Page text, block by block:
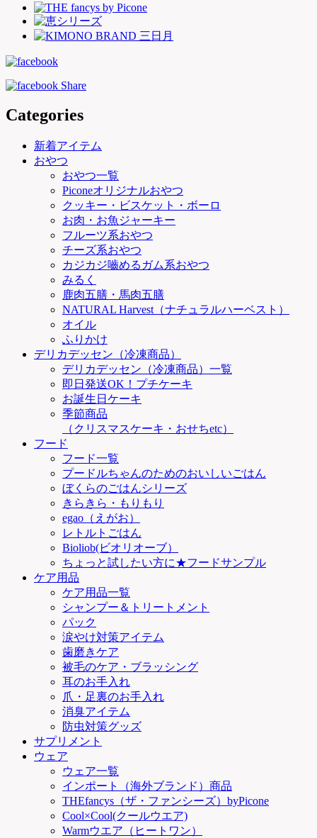
Categories
新着アイテム
おやつ
おやつ一覧
Piconeオリジナルおやつ
クッキー・ビスケット・ボーロ
お肉・お魚ジャーキー
フルーツ系おやつ
チーズ系おやつ
カジカジ嚙めるガム系おやつ
みるく
鹿肉五膳・馬肉五膳
NATURAL Harvest（ナチュラルハーベスト）
オイル
ふりかけ
デリカデッセン（冷凍商品）
デリカデッセン（冷凍商品）一覧
即日発送OK！プチケーキ
お誕生日ケーキ
季節商品
（クリスマスケーキ・おせちetc）
フード
フード一覧
プードルちゃんのためのおいしいごはん
ぼくらのごはんシリーズ
きらきら・もりもり
egao（えがお）
レトルトごはん
Bioliob(ビオリオーブ）
ちょっと試したい方に★フードサンプル
ケア用品
ケア用品一覧
シャンプー＆トリートメント
パック
涙やけ対策アイテム
歯磨きケア
被毛のケア・ブラッシング
耳のお手入れ
爪・足裏のお手入れ
消臭アイテム
防虫対策グッズ
サプリメント
ウェア
ウェア一覧
インポート（海外ブランド）商品
THEfancys（ザ・ファンシーズ）byPicone
Cool×Cool(クールウエア)
Warmウエア（ヒートワン）